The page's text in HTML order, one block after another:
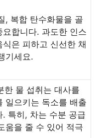
, 복합 탄수화물을 골
합니다. 과도한 인스
은 피하고 신선한 채
기세요.
한 물 섭취는 대사를
일으키는 독소를 배출
특히, 차는 수분 공급
움을 줄 수 있어 적극